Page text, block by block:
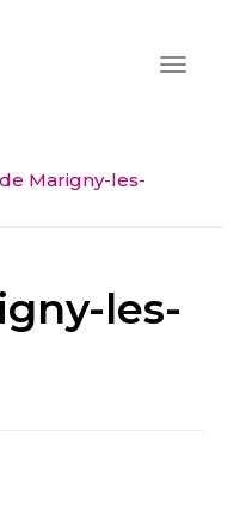
Toggle
Marigny-les-
les-